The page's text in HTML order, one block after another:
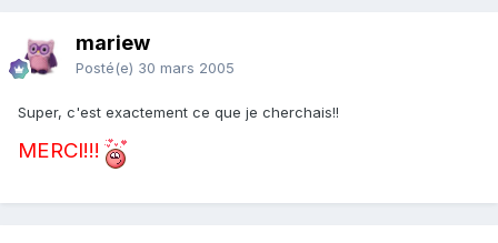
mariew
Posté(e) 30 mars 2005
Super, c'est exactement ce que je cherchais!!
MERCI!!!